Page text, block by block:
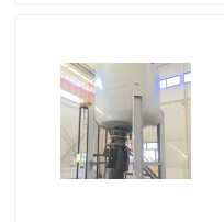
私達について